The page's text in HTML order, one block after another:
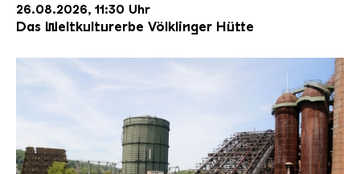
26.08.2026, 11:30 Uhr
Das Weltkulturerbe Völklinger Hütte